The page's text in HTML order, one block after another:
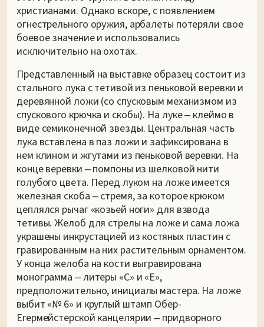
христианами. Однако вскоре, с появлением
огнестрельного оружия, арбалеты потеряли свое
боевое значение и использовались
исключительно на охотах.
Представленный на выставке образец состоит из
стального лука с тетивой из пеньковой веревки и
деревянной ложи (со спусковым механизмом из
спускового крючка и скобы). На луке ‒ клеймо в
виде семиконечной звезды. Центральная часть
лука вставлена в паз ложи и зафиксирована в
нем клином и жгутами из пеньковой веревки. На
конце веревки ‒ помпоны из шелковой нити
голубого цвета. Перед луком на ложе имеется
железная скоба ‒ стремя, за которое крюком
цеплялся рычаг «козьей ноги» для взвода
тетивы. Желоб для стрелы на ложе и сама ложа
украшены инкрустацией из костяных пластин с
гравированным на них растительным орнаментом.
У конца желоба на кости выгравирована
монограмма ‒ литеры «C» и «E»,
предположительно, инициалы мастера. На ложе
выбит «№ 6» и круглый штамп Обер-
Егермейстерской канцелярии ‒ придворного